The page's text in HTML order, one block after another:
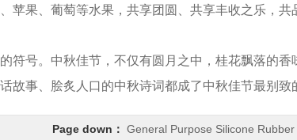
果、葡萄等水果，共享团圆、共享丰收之乐，共
号。中秋佳节，不仅有圆月之中，桂花飘落的香
事、脍炙人口的中秋诗词都成了中秋佳节最别致
Page down： General Purpose Silicone